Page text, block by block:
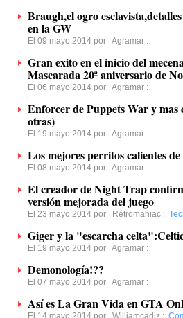
Braugh,el ogro
en la GW
El 09 mayo 2014 por Agramar :
Gran exito en el inicio del
Mascarada 20ª aniversario de
El 06 mayo 2014 por Agramar :
Enforcer de Puppets War y mas
otras)
El 19 mayo 2014 por Agramar :
Los mejores perritos calientes
El 08 mayo 2014 por Agramar :
El creador de Night Trap
versión mejorada del juego
El 23 mayo 2014 por Retromaniac :
Giger y la "escarcha
El 19 mayo 2014 por Agramar :
Demonología!??
El 07 mayo 2014 por Agramar :
Así es La Gran Vida en GTA
El 14 mayo 2014 por Williamcadiz :